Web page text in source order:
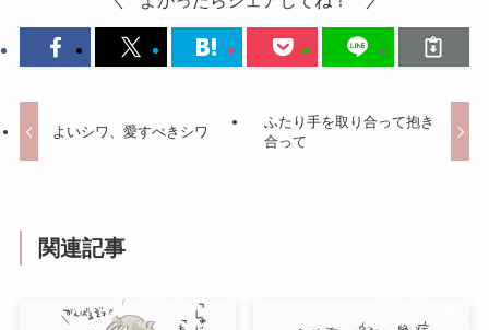
よいシワ、愛すべきシワ
ふたり手を取り合って抱き
合って
関連記事